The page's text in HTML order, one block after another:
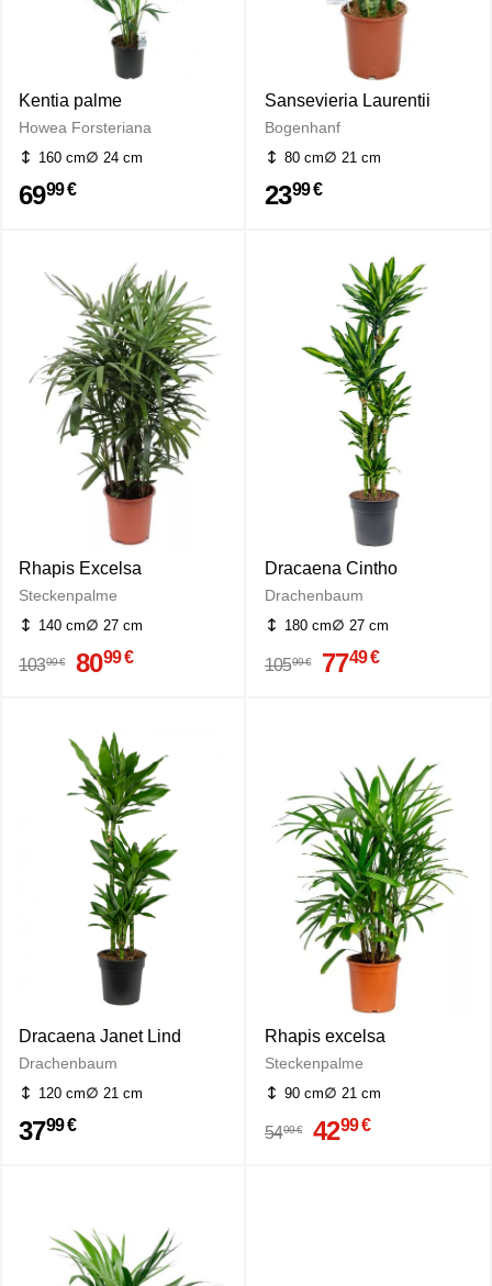
Kentia palme
Howea Forsteriana
160 cm 24 cm
6999 €
Sansevieria Laurentii
Bogenhanf
80 cm 21 cm
2399 €
Rhapis Excelsa
Steckenpalme
140 cm 27 cm
10399 € 8099 €
Dracaena Cintho
Drachenbaum
180 cm 27 cm
10599 € 7749 €
Dracaena Janet Lind
Drachenbaum
120 cm 21 cm
3799 €
Rhapis excelsa
Steckenpalme
90 cm 21 cm
5499 € 4299 €